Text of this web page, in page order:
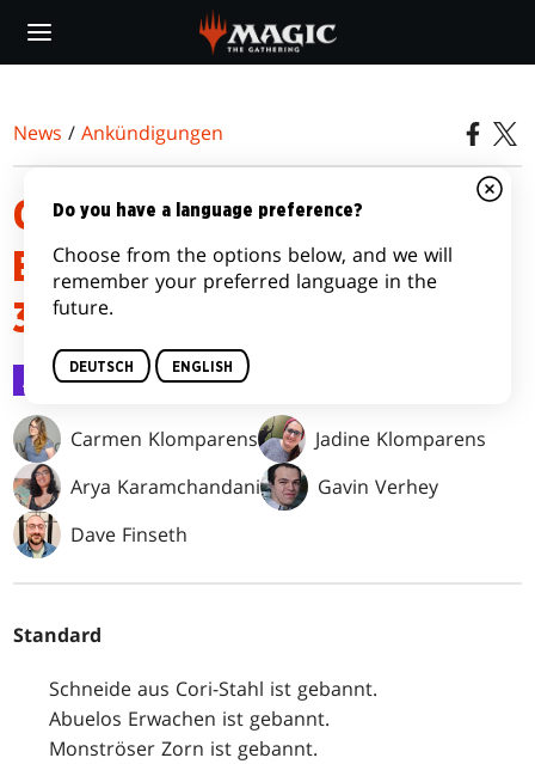
main
News /Ankündigungen
GEBANNTE UND
EINGESCHRÄNKTE KARTEN –
30. JUNI 2025
Ankündigungen 30. Juni 2025
Carmen Klomparens
Jadine Klomparens
Arya Karamchandani
Gavin Verhey
Dave Finseth
Standard
Schneide aus Cori-Stahl ist gebannt.
Abuelos Erwachen ist gebannt.
Monströser Zorn ist gebannt.
Do you have a language preference?
Choose from the options below, and we will
remember your preferred language in the
future.
DEUTSCH ENGLISH